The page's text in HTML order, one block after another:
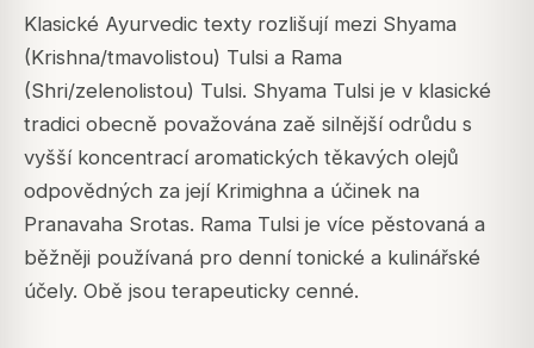
Klasické Ayurvedic texty rozlišují mezi Shyama
(Krishna/tmavolistou) Tulsi a Rama
(Shri/zelenolistou) Tulsi. Shyama Tulsi je v klasické
tradici obecně považována zaě silnější odrůdu s
vyšší koncentrací aromatických těkavých olejů
odpovědných za její Krimighna a účinek na
Pranavaha Srotas. Rama Tulsi je více pěstovaná a
běžněji používaná pro denní tonické a kulinářské
účely. Obě jsou terapeuticky cenné.